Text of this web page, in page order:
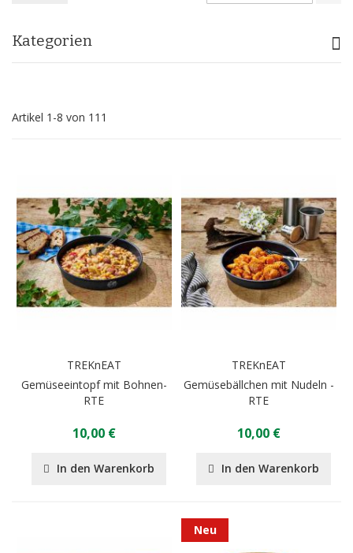
Artikel 1 -8 von 111
TREKnEAT
Gemüseeintopf mit Bohnen-
RTE
10,00 €
In den Warenkorb
TREKnEAT
Gemüsebällchen mit Nudeln -
RTE
10,00 €
In den Warenkorb
Neu
Kategorien